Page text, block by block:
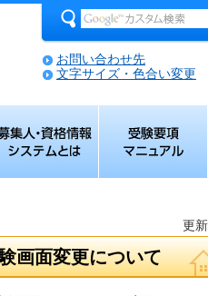
お問い合わせ先
文字サイズ・色合い変更
ステムとは
更
画面変更について